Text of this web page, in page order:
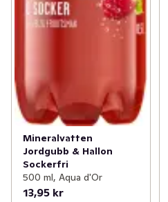
Mineralvatten
Jordgubb & Hallon
Sockerfri
500 ml, Aqua d'Or
13,95 kr